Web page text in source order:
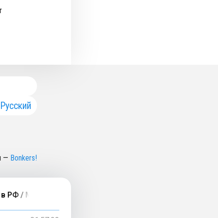
Русский
— Bonkers!
Монетизация звуков / Иван Иванов [Артистология]